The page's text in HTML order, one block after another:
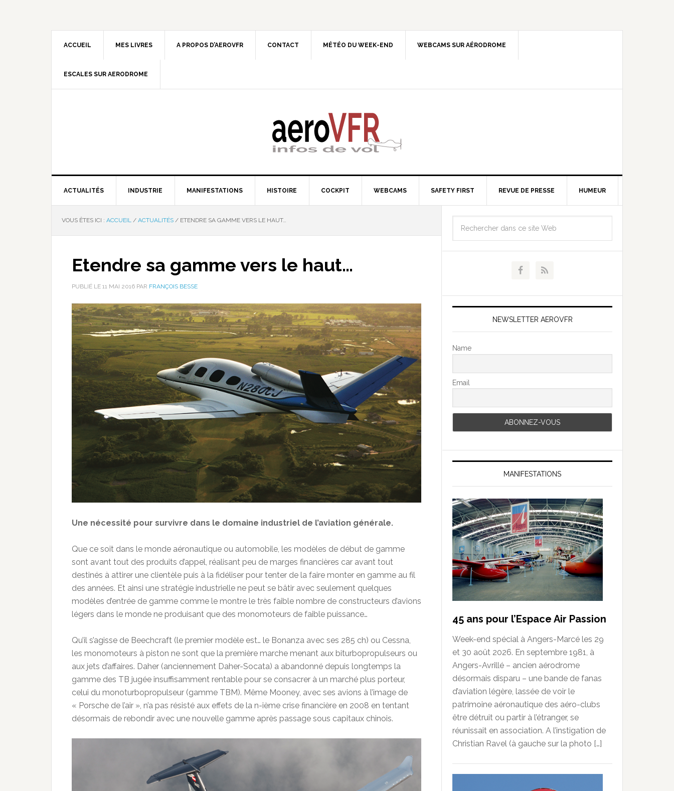
ACCUEIL MES LIVRES A PROPOS D’AEROVFR CONTACT MÉTÉO DU WEEK-END WEBCAMS SUR AÉRODROME
ESCALES SUR AERODROME
ACTUALITÉS INDUSTRIE MANIFESTATIONS HISTOIRE COCKPIT WEBCAMS SAFETY FIRST REVUE DE PRESSE HUMEUR
VOUS ÊTES ICI : ACCUEIL / ACTUALITÉS / ETENDRE SA GAMME VERS LE HAUT…
Etendre sa gamme vers le haut…
PUBLIÉ LE 11 MAI 2016 PAR FRANÇOIS BESSE
Une nécessité pour survivre dans le domaine industriel de l’aviation générale.
Que ce soit dans le monde aéronautique ou automobile, les modèles de début de gamme
sont avant tout des produits d’appel, réalisant peu de marges financières car avant tout
destinés à attirer une clientèle puis à la fidéliser pour tenter de la faire monter en gamme au fil
des années. Et ainsi une stratégie industrielle ne peut se bâtir avec seulement quelques
modèles d’entrée de gamme comme le montre le très faible nombre de constructeurs d’avions
légers dans le monde ne produisant que des monomoteurs de faible puissance…
Qu’il s’agisse de Beechcraft (le premier modèle est… le Bonanza avec ses 285 ch) ou Cessna,
les monomoteurs à piston ne sont que la première marche menant aux biturbopropulseurs ou
aux jets d’affaires. Daher (anciennement Daher-Socata) a abandonné depuis longtemps la
gamme des TB jugée insuffisamment rentable pour se consacrer à un marché plus porteur,
celui du monoturbopropulseur (gamme TBM). Même Mooney, avec ses avions à l’image de
« Porsche de l’air », n’a pas résisté aux effets de la n-ième crise financière en 2008 en tentant
désormais de rebondir avec une nouvelle gamme après passage sous capitaux chinois.
NEWSLETTER AEROVFR
Name
Email
MANIFESTATIONS
45 ans pour l’Espace Air Passion
Week-end spécial à Angers-Marcé les 29
et 30 août 2026. En septembre 1981, à
Angers-Avrillé – ancien aérodrome
désormais disparu – une bande de fanas
d’aviation légère, lassée de voir le
patrimoine aéronautique des aéro-clubs
être détruit ou partir à l’étranger, se
réunissait en association. A l’instigation de
Christian Ravel (à gauche sur la photo […]